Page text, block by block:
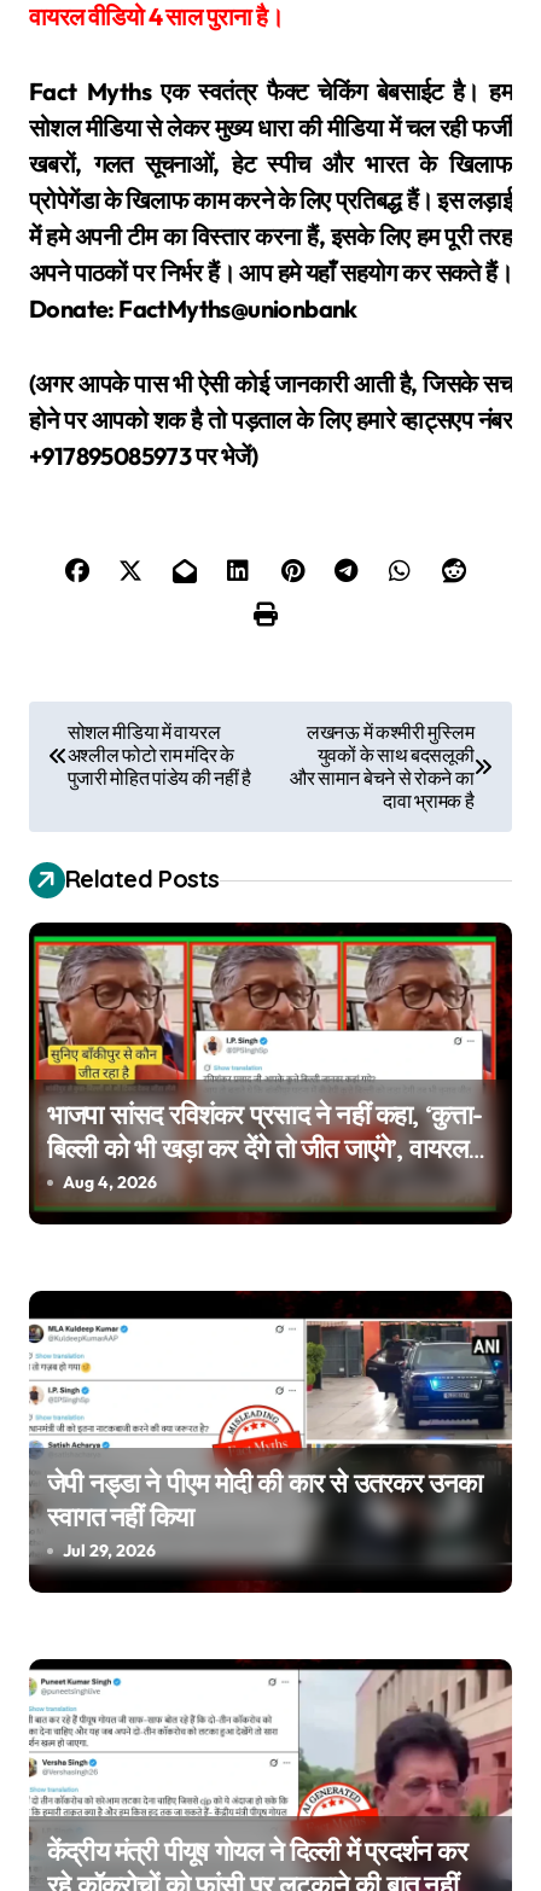
वायरल वीडियो 4 साल पुराना है।
Fact Myths एक स्वतंत्र फैक्ट चेकिंग बेबसाईट है। हम
सोशल मीडिया से लेकर मुख्य धारा की मीडिया में चल रही फर्जी
खबरों, गलत सूचनाओं, हेट स्पीच और भारत के खिलाफ
प्रोपेगेंडा के खिलाफ काम करने के लिए प्रतिबद्ध हैं। इस लड़ाई
में हमे अपनी टीम का विस्तार करना हैं, इसके लिए हम पूरी तरह
अपने पाठकों पर निर्भर हैं। आप हमे यहाँ सहयोग कर सकते हैं।
Donate: FactMyths@unionbank
(अगर आपके पास भी ऐसी कोई जानकारी आती है, जिसके सच
होने पर आपको शक है तो पड़ताल के लिए हमारे व्हाट्सएप नंबर
+917895085973 पर भेजें)
s
t
n
a
v
i
g
a
t
o
n
सोशल मीडिया में वायरल
अश्लील फोटो राम मंदिर के
पुजारी मोहित पांडेय की नहीं है
लखनऊ में कश्मीरी मुस्लिम
युवकों के साथ बदसलूकी
और सामान बेचने से रोकने का
दावा भ्रामक है
Related Posts
भाजपा सांसद रविशंकर प्रसाद ने नहीं कहा, ‘कुत्ता-
बिल्ली को भी खड़ा कर देंगे तो जीत जाएंगे’, वायरल
वीडियो एडिटेड है
Aug 4, 2026
जेपी नड्डा ने पीएम मोदी की कार से उतरकर उनका
स्वागत नहीं किया
Jul 29, 2026
केंद्रीय मंत्री पीयूष गोयल ने दिल्ली में प्रदर्शन कर